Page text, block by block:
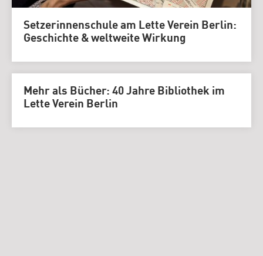
Setzerinnenschule am Lette Verein Berlin:
Geschichte & weltweite Wirkung
Mehr als Bücher: 40 Jahre Bibliothek im
Lette Verein Berlin